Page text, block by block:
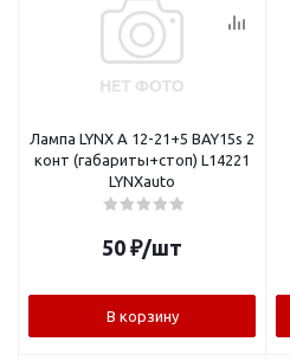
Лампа LYNX А 12-21+5 BAY15s 2
конт (габариты+стоп) L14221
LYNXauto
50 ₽/шт
В корзину